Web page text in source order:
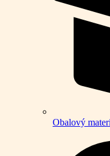
Obalový